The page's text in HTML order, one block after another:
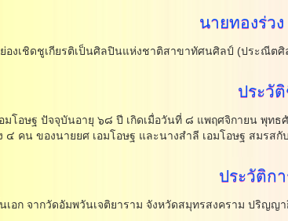
นายทองร่วง
ชิดชูเกียรติเป็นศิลปินแห่งชาติสาขาทัศนศิลป์ (ประณีต
ประวั
ฐ ปัจจุบันอายุ ๖๘ ปี เกิดเมื่อวันที่ ๘ แพฤศจิกายน พุทธศั
๔ คน ของนายยศ เอมโอษฐ และนางสําลี เอมโอษฐ สมรส
ประวัติก
กวัดอัมพวันเจติยาราม จังหวัดสมุทรสงคราม ปริญญากิ